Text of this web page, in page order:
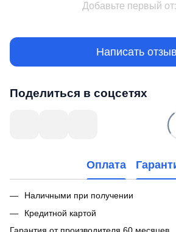
Добавьте первый
Написать отзыв
Поделиться в соцсетях
Оплата
Наличными при получении
Кредитной картой